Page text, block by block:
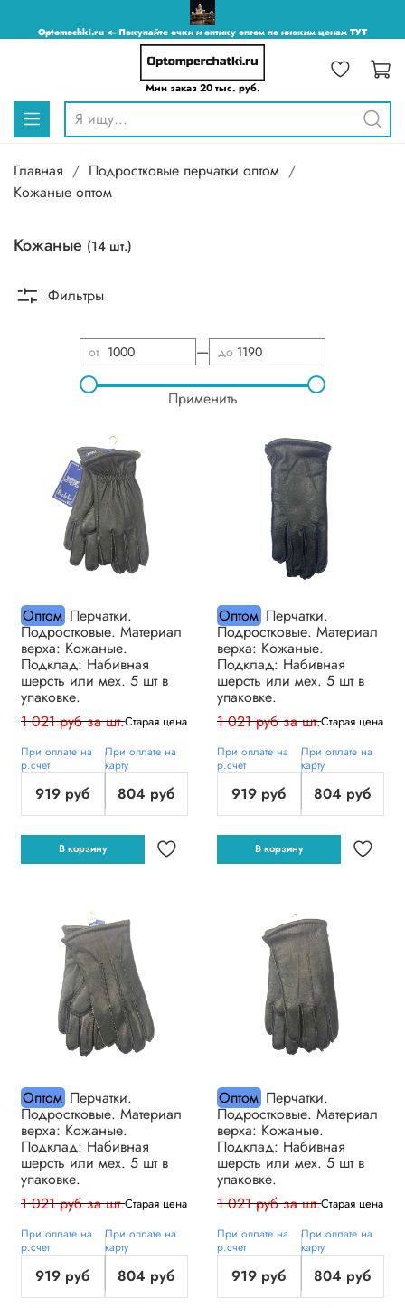
Optomochki.ru <-- Покупайте очки и оптику оптом по низким ценам ТУТ
Мин заказ 20 тыс. руб.
Главная
Подростковые перчатки оптом
Кожаные оптом
Кожаные (14 шт.)
от — до
Применить
ОптомПерчатки.
Подростковые. Материал
верха: Кожаные.
Подклад: Набивная
шерсть или мех. 5 шт в
упаковке.
1 021 руб за шт.Старая цена
При оплате на
р.счет
919 руб
При оплате на
карту
804 руб
В корзину
ОптомПерчатки.
Подростковые. Материал
верха: Кожаные.
Подклад: Набивная
шерсть или мех. 5 шт в
упаковке.
1 021 руб за шт.Старая цена
При оплате на
р.счет
919 руб
При оплате на
карту
804 руб
В корзину
ОптомПерчатки.
Подростковые. Материал
верха: Кожаные.
Подклад: Набивная
шерсть или мех. 5 шт в
упаковке.
1 021 руб за шт.Старая цена
При оплате на
р.счет
919 руб
При оплате на
карту
804 руб
ОптомПерчатки.
Подростковые. Материал
верха: Кожаные.
Подклад: Набивная
шерсть или мех. 5 шт в
упаковке.
1 021 руб за шт.Старая цена
При оплате на
р.счет
919 руб
При оплате на
карту
804 руб
Фильтры